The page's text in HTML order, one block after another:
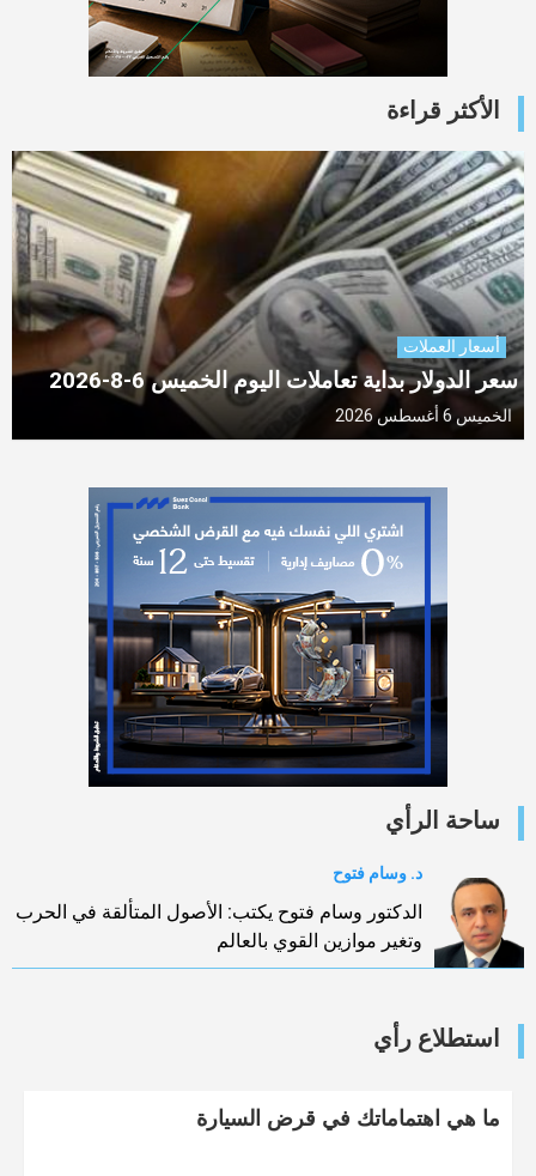
الأكثر قراءة
أسعار العملات
سعر الدولار بداية تعاملات اليوم الخميس 6-8-2026
الخميس 6 أغسطس 2026
ساحة الرأي
د. وسام فتوح
الدكتور وسام فتوح يكتب: الأصول المتألقة في الحرب
وتغير موازين القوي بالعالم
استطلاع رأي
ما هي اهتماماتك في قرض السيارة